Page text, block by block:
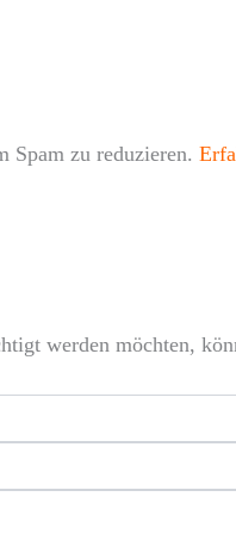
Spam zu reduzieren.
werden möchten,